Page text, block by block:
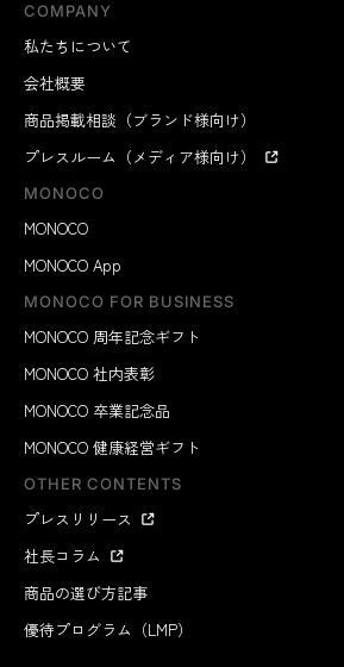
COMPANY
私たちについて
会社概要
商品掲載相談（ブランド様向け）
プレスルーム（メディア様向け）
MONOCO
MONOCO
MONOCO App
MONOCO FOR BUSINESS
MONOCO 周年記念ギフト
MONOCO 社内表彰
MONOCO 卒業記念品
MONOCO 健康経営ギフト
OTHER CONTENTS
プレスリリース
社長コラム
商品の選び方記事
優待プログラム（LMP）